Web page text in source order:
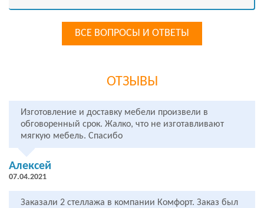
ВСЕ ВОПРОСЫ И ОТВЕТЫ
ОТЗЫВЫ
Изготовление и доставку мебели произвели в
обговоренный срок. Жалко, что не изготавливают
мягкую мебель. Спасибо
Алексей
07.04.2021
Заказали 2 стеллажа в компании Комфорт. Заказ был